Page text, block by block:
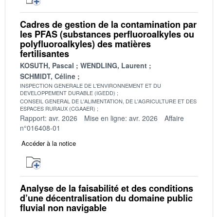
Cadres de gestion de la contamination par
les PFAS (substances perfluoroalkyles ou
polyfluoroalkyles) des matières
fertilisantes
KOSUTH, Pascal
WENDLING, Laurent
SCHMIDT, Céline
INSPECTION GENERALE DE L'ENVIRONNEMENT ET DU
DEVELOPPEMENT DURABLE (IGEDD)
CONSEIL GENERAL DE L'ALIMENTATION, DE L'AGRICULTURE ET DES
ESPACES RURAUX (CGAAER)
Rapport: avr. 2026 Mise en ligne: avr. 2026
Affaire
n°016408-01
Accéder à la notice
Analyse de la faisabilité et des conditions
d’une décentralisation du domaine public
fluvial non navigable